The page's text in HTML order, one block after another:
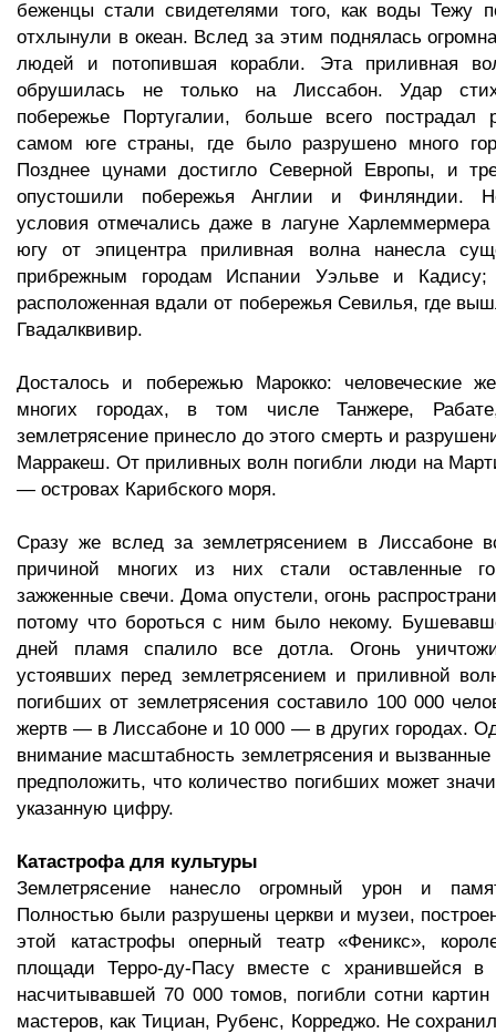
беженцы стали свидетелями того, как воды Тежу
отхлынули в океан. Вслед за этим поднялась
людей и потопившая корабли. Эта приливная
обрушилась не только на Лиссабон. Удар
побережье Португалии, больше всего пострадал
самом юге страны, где было разрушено много
Позднее цунами достигло Северной Европы, и
опустошили побережья Англии и Финляндии.
условия отмечались даже в лагуне
югу от эпицентра приливная волна нанесла
прибрежным городам Испании Уэльве и Кадису;
расположенная вдали от побережья Севилья, где
Гвадалквивир.
Досталось и побережью Марокко: человеческие
многих городах, в том числе Танжере,
землетрясение принесло до этого смерть и
Марракеш. От приливных волн погибли люди на
— островах Карибского моря.
Сразу же вслед за землетрясением в Лиссабоне
причиной многих из них стали оставленные
зажженные свечи. Дома опустели, огонь
потому что бороться с ним было некому.
дней пламя спалило все дотла. Огонь
устоявших перед землетрясением и приливной
погибших от землетрясения составило 100 000
жертв — в Лиссабоне и 10 000 — в других городах.
внимание масштабность землетрясения и
предположить, что количество погибших может
указанную цифру.
Катастрофа для культуры
Землетрясение нанесло огромный урон и
Полностью были разрушены церкви и музеи,
этой катастрофы оперный театр «Феникс»,
площади Терро-ду-Пасу вместе с хранившейся в
насчитывавшей 70 000 томов, погибли сотни
мастеров, как Тициан, Рубенс, Корреджо. Не